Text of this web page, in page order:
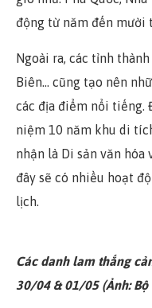
động từ năm đến mười
Ngoài ra, các tỉnh
Biên… cũng tạo nên
các địa điểm nổi tiếng.
niệm 10 năm khu di
nhận là Di sản văn
đây sẽ có nhiều hoạt
lịch.
Các danh lam thắng
30/04 & 01/05 (Ảnh: